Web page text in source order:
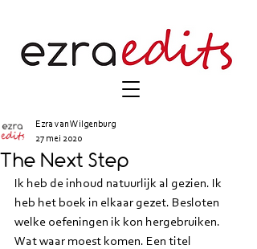
The Next Step
Ezra van Wilgenburg
27 mei 2020
Ik heb de inhoud natuurlijk al gezien. Ik
heb het boek in elkaar gezet. Besloten
welke oefeningen ik kon hergebruiken.
Wat waar moest komen. Een titel